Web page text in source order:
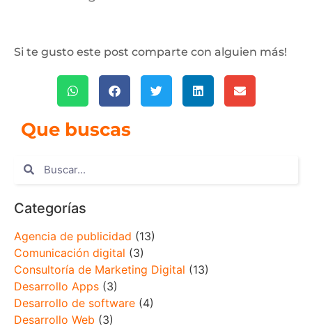
Si te gusto este post comparte con alguien más!
Que buscas
Categorías
Agencia de publicidad (13)
Comunicación digital (3)
Consultoría de Marketing Digital (13)
Desarrollo Apps (3)
Desarrollo de software (4)
Desarrollo Web (3)